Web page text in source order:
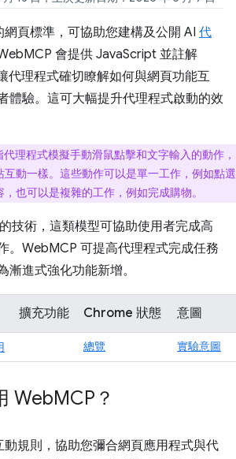
網頁標準，可協助您建構及公開 AI 代
會提供 JavaScript 並註解
代理程式確切瞭解如何與網頁功能互
體驗。這可大幅提升代理程式啟動的效
代理程式模擬手動滑鼠點擊和文字輸入的動作，
動一樣。這些動作可以是單一工作，例如點選
也可以是複雜的工作，例如完成購物。
技術，這類模型可協助使用者完成高
。WebMCP 可提高代理程式完成任務
漸進式強化功能新增。
擴充功能 Chrome 狀態 意圖
總覽 實驗意圖
WebMCP？
規則，協助您彌合網頁應用程式與代